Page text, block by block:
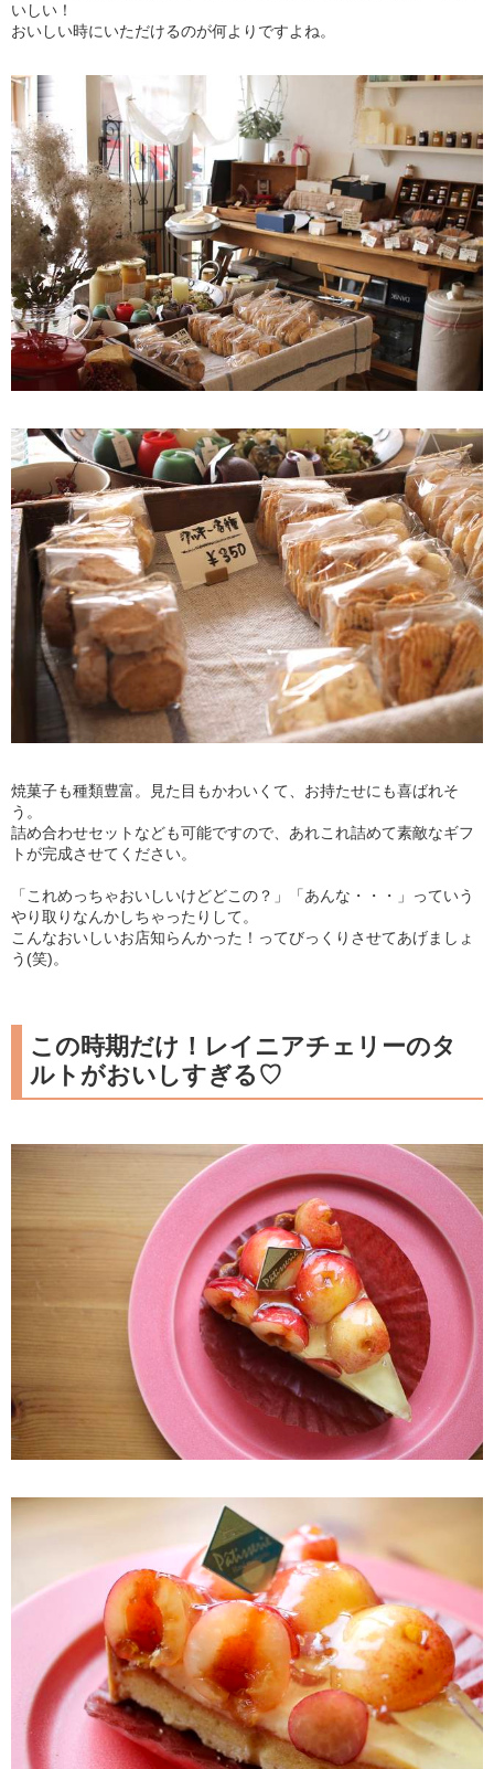
いしい！
おいしい時にいただけるのが何よりですよね。
焼菓子も種類豊富。見た目もかわいくて、お持たせにも喜ばれそ
う。
詰め合わせセットなども可能ですので、あれこれ詰めて素敵なギフ
トが完成させてください。
「これめっちゃおいしいけどどこの？」「あんな・・・」っていう
やり取りなんかしちゃったりして。
こんなおいしいお店知らんかった！ってびっくりさせてあげましょ
う(笑)。
この時期だけ！レイニアチェリーのタ
ルトがおいしすぎる♡